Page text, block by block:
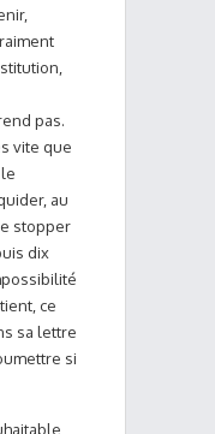
pas.
vite que
au
stopper
dix
ce
sa lettre
si